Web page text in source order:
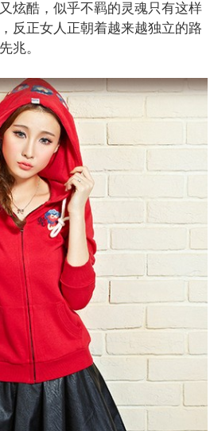
炫酷，似乎不羁的灵魂只有这样
反正女人正朝着越来越独立的路
兆。